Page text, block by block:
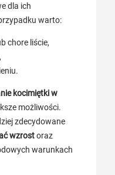
dla ich
warto:
chore liście,
kocimiętki w
możliwości.
zdecydowane
wzrostoraz
warunkach